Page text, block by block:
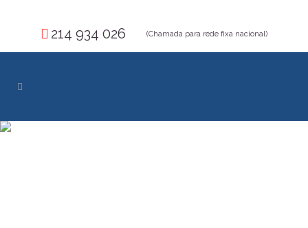
214 934 026 (Chamada para rede fixa nacional)